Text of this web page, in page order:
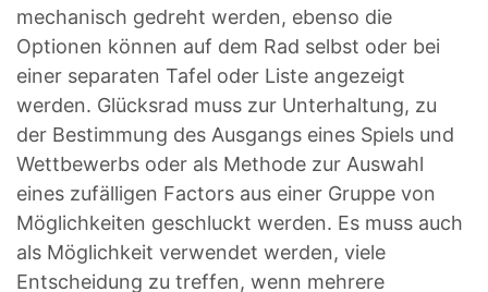
mechanisch gedreht werden, ebenso die
Optionen können auf dem Rad selbst oder bei
einer separaten Tafel oder Liste angezeigt
werden. Glücksrad muss zur Unterhaltung, zu
der Bestimmung des Ausgangs eines Spiels und
Wettbewerbs oder als Methode zur Auswahl
eines zufälligen Factors aus einer Gruppe von
Möglichkeiten geschluckt werden. Es muss auch
als Möglichkeit verwendet werden, viele
Entscheidung zu treffen, wenn mehrere